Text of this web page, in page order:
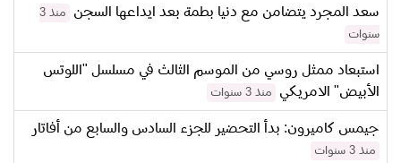
سعد المجرد يتضامن مع دنيا بطمة بعد ايداعها السجن
منذ 3
سنوات
استبعاد ممثل روسي من الموسم الثالث في مسلسل "اللوتس
الأبيض" الامريكي
منذ 3 سنوات
جيمس كاميرون: بدأ التحضير للجزء السادس والسابع من أفاتار
منذ 3 سنوات